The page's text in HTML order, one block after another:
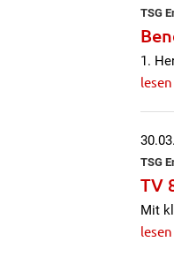
TSG
1.
TSG
TV
Mit